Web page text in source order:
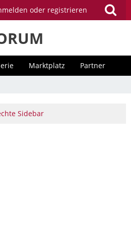
oder registrieren
Marktplatz Partner